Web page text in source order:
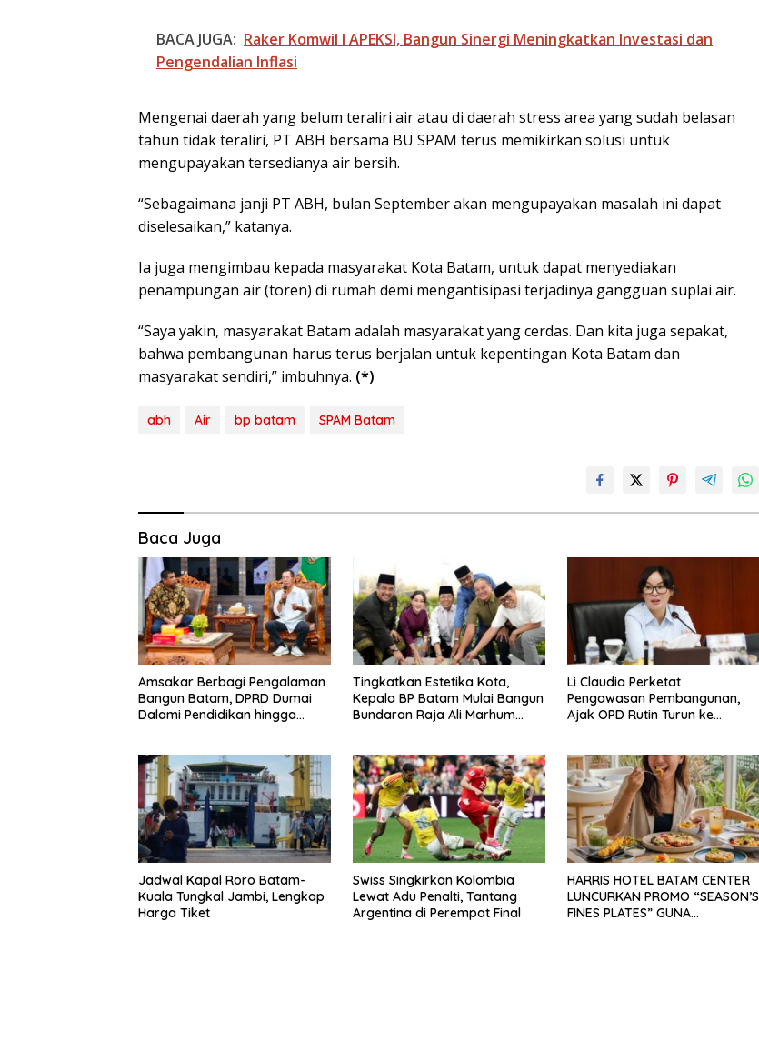
BACA JUGA: Raker Komwil I APEKSI, Bangun Sinergi Meningkatkan Investasi dan
Pengendalian Inflasi
Mengenai daerah yang belum teraliri air atau di daerah stress area yang sudah belasan
tahun tidak teraliri, PT ABH bersama BU SPAM terus memikirkan solusi untuk
mengupayakan tersedianya air bersih.
“Sebagaimana janji PT ABH, bulan September akan mengupayakan masalah ini dapat
diselesaikan,” katanya.
Ia juga mengimbau kepada masyarakat Kota Batam, untuk dapat menyediakan
penampungan air (toren) di rumah demi mengantisipasi terjadinya gangguan suplai air.
“Saya yakin, masyarakat Batam adalah masyarakat yang cerdas. Dan kita juga sepakat,
bahwa pembangunan harus terus berjalan untuk kepentingan Kota Batam dan
masyarakat sendiri,” imbuhnya. (*)
abh Air bp batam SPAM Batam
Baca Juga
Amsakar Berbagi Pengalaman
Bangun Batam, DPRD Dumai
Dalami Pendidikan hingga
Tingkatkan Estetika Kota,
Kepala BP Batam Mulai Bangun
Bundaran Raja Ali Marhum
Li Claudia Perketat
Pengawasan Pembangunan,
Ajak OPD Rutin Turun ke
Jadwal Kapal Roro Batam-
Kuala Tungkal Jambi, Lengkap
Harga Tiket
Swiss Singkirkan Kolombia
Lewat Adu Penalti, Tantang
Argentina di Perempat Final
HARRIS HOTEL BATAM CENTER
LUNCURKAN PROMO “SEASON’S
FINES PLATES” GUNA
BP Batam Dukung
Penertiban
Laut Sesuai Ketentuan
Peraturan Perundang-
undangan
Panglima TNI Kunjungi
Kepri, Amsakar
Sambut di Batam
Lingga
Amsakar-Li Claudia
Petakan Kebutuhan
Guru, Pendidikan
Prioritas Batam